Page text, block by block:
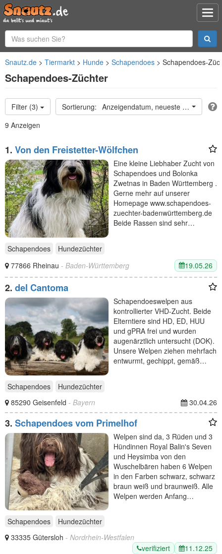
Snautz.de Tiermarkt Hunde Schapendoes Schapendoes-
Schapendoes-Züchter
Filter (3)
Anzeigendatum, neueste oben
9 Anzeigen
1. Von den Freistetter-Wölfchen
Eine kleine Liebhaber Zucht von
Schapendoes und Bolonka
Zwetnas in Baden Württemberg .
Gerne mehr auf unserer
Homepage www.schapendoes-
zuechter-badenwürttemberg.de
Beide Rassen sind sehr…
Schapendoes
Hundezüchter
77866 Rheinau - Baden-Württemberg 19.05.26
2. del Cantoma
Schapendoeswelpen aus
kontrollierter VHD-Zucht. Beide
Elterntiere sind HD, ED, HUU
und gPRA frei und wurden
augenärztlich untersucht (DOK).
Unsere Welpen ziehen mehrfach
entwurmt, gechippt, gemäß…
Schapendoes
Hundezüchter
85290 Geisenfeld - Bayern 30.04.26
3. Schapendoes vom Primelhof
Welpen sind da, 3 Rüden und 3
Hündinnen Royal Balin's Seven
und Heysimba von den
Wuschelbären haben 6 Welpen
in den Farben schwarz, schwarz
braun weiß und braunweiß. Alle
Welpen werden Anfang…
Schapendoes
Hundezüchter
33335 Gütersloh - Nordrhein-Westfalen
verifiziert
11.12.25